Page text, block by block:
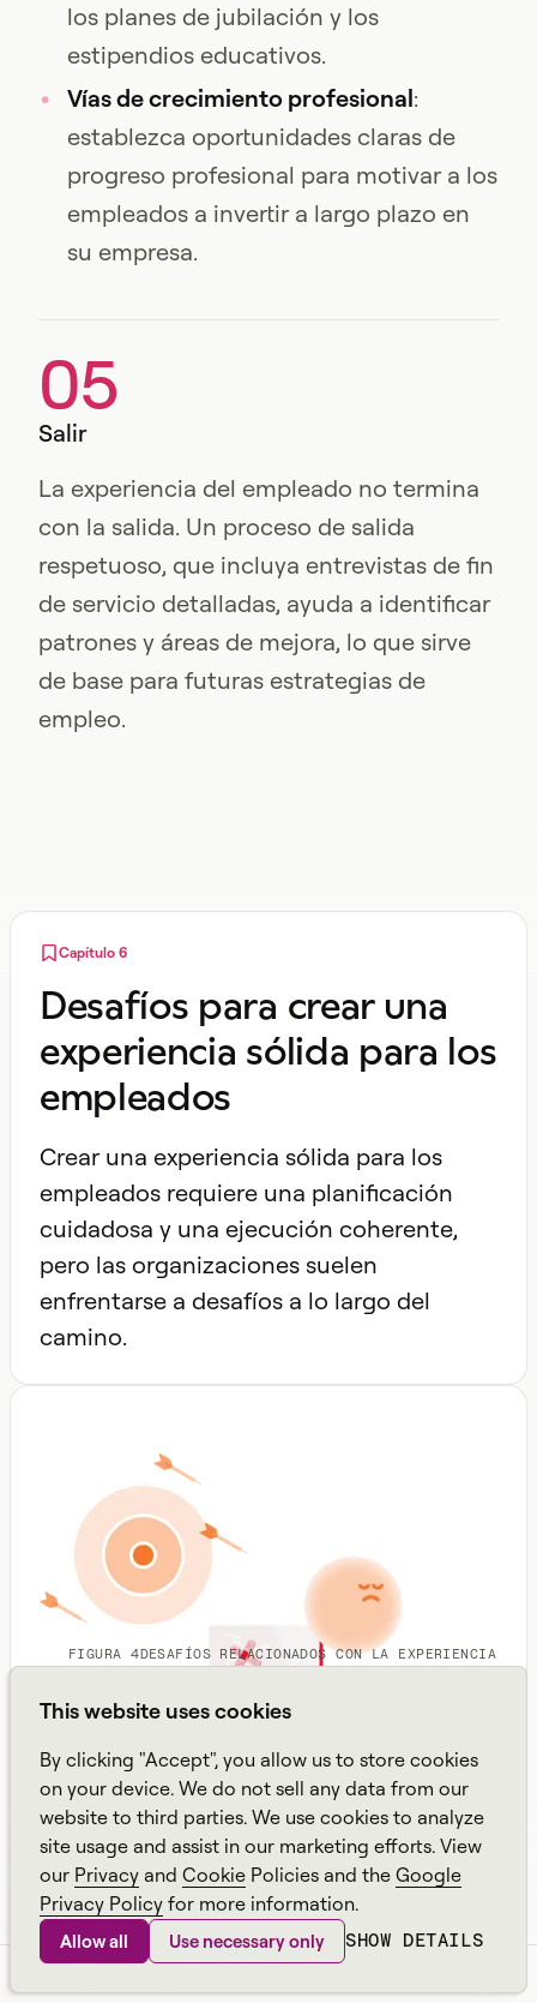
This website uses cookies
By clicking "Accept", you allow us to store cookies
on your device. We do not sell any data from our
website to third parties. We use cookies to analyze
site usage and assist in our marketing efforts. View
our Privacy and Cookie Policies and the Google
Privacy Policy for more information.
Allow all Use necessary only
SHOW DETAILS
los planes de jubilación y los
estipendios educativos.
Vías de crecimiento profesional:
establezca oportunidades claras de
progreso profesional para motivar a los
empleados a invertir a largo plazo en
su empresa.
05
Salir
La experiencia del empleado no termina
con la salida. Un proceso de salida
respetuoso, que incluya entrevistas de fin
de servicio detalladas, ayuda a identificar
patrones y áreas de mejora, lo que sirve
de base para futuras estrategias de
empleo.
Capítulo 6
Desafíos para crear una
experiencia sólida para los
empleados
Crear una experiencia sólida para los
empleados requiere una planificación
cuidadosa y una ejecución coherente,
pero las organizaciones suelen
enfrentarse a desafíos a lo largo del
camino.
FIGURA 4DESAFÍOS RELACIONADOS CON LA EXPERIENCIA